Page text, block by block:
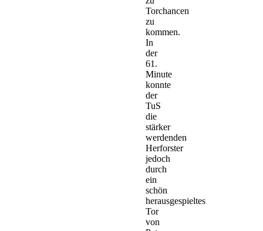
Torchancen
zu
kommen.
In
der
61.
Minute
konnte
der
TuS
die
stärker
werdenden
Herforster
jedoch
durch
ein
schön
herausgespieltes
Tor
von